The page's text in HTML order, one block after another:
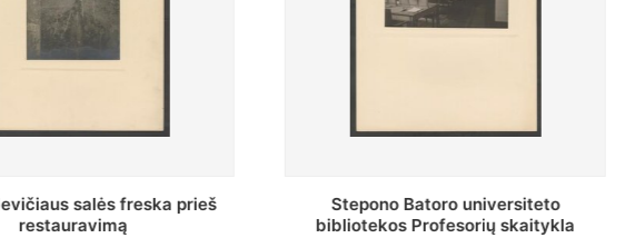
Batoro universiteto
Profesorių skaitykla
Baltosios salės bendras vaizdas